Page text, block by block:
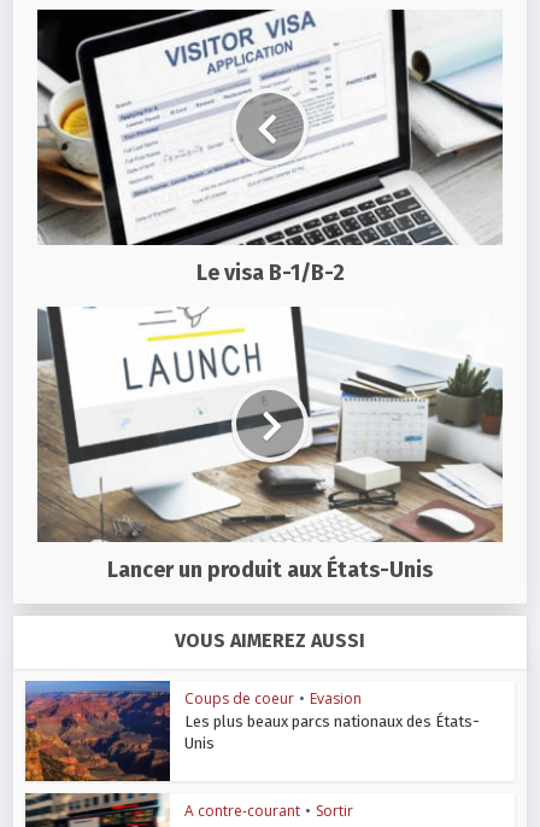
Le visa B-1/B-2
Lancer un produit aux États-Unis
VOUS AIMEREZ AUSSI
Coups de coeur • Evasion
Les plus beaux parcs nationaux des États-
Unis
A contre-courant • Sortir